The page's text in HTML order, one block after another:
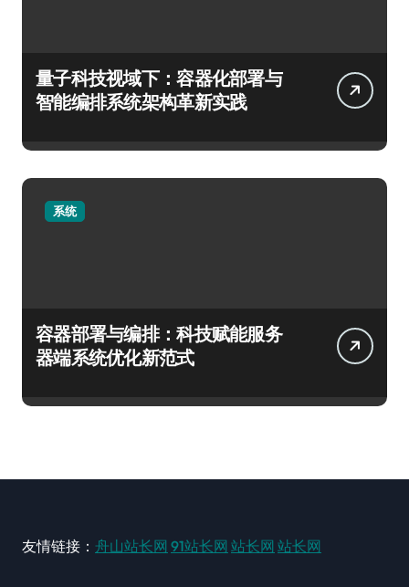
量子科技视域下：容器化部署与
智能编排系统架构革新实践
系统
容器部署与编排：科技赋能服务
器端系统优化新范式
友情链接： 舟山站长网 91站长网 站长网 站长网